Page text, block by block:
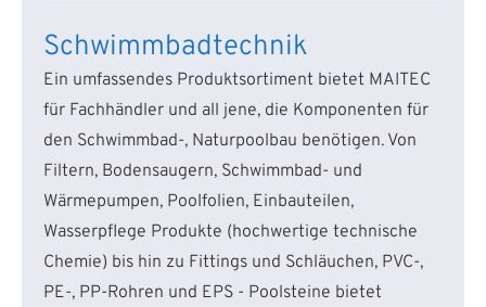
Schwimmbadtechnik
Ein umfassendes Produktsortiment bietet MAITEC
für Fachhändler und all jene, die Komponenten für
den Schwimmbad-, Naturpoolbau benötigen. Von
Filtern, Bodensaugern, Schwimmbad- und
Wärmepumpen, Poolfolien, Einbauteilen,
Wasserpflege Produkte (hochwertige technische
Chemie) bis hin zu Fittings und Schläuchen, PVC-,
PE-, PP-Rohren und EPS - Poolsteine bietet